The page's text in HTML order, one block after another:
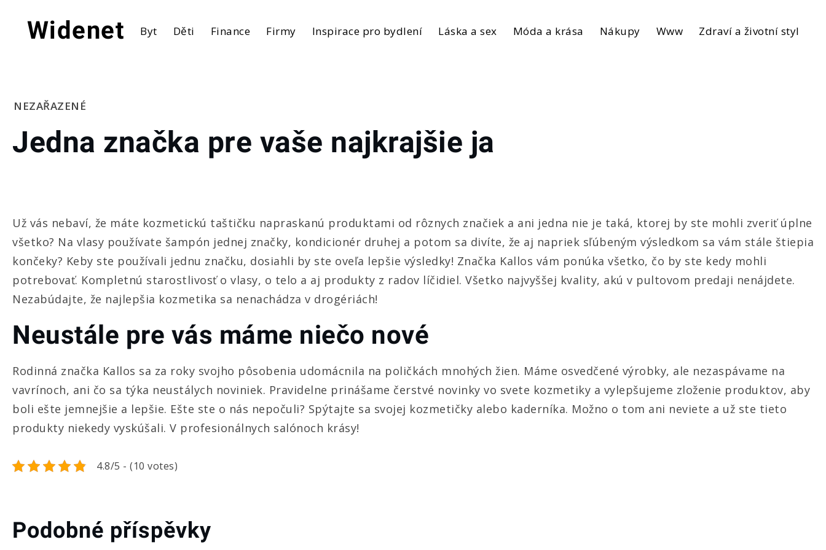
contentWidenet Byt Děti Finance Firmy Inspirace pro bydlení Láska a sex Móda a krása Nákupy Www Zdraví a životní styl
Home
značka
pre vaše
NEZAŘAZENÉ
Jedna značka pre vaše najkrajšie ja
Už vás nebaví, že máte kozmetickú taštičku napraskanú produktami od rôznych značiek a ani jedna nie je taká, ktorej by ste mohli zveriť úplne
všetko? Na vlasy používate šampón jednej značky, kondicionér druhej a potom sa divíte, že aj napriek sľúbeným výsledkom sa vám stále štiepia
končeky? Keby ste používali jednu značku, dosiahli by ste oveľa lepšie výsledky! Značka Kallos vám ponúka všetko, čo by ste kedy mohli
potrebovať. Kompletnú starostlivosť o vlasy, o telo a aj produkty z radov líčidiel. Všetko najvyššej kvality, akú v pultovom predaji nenájdete.
Nezabúdajte, že najlepšia kozmetika sa nenachádza v drogériách!
Neustále pre vás máme niečo nové
Rodinná značka Kallos sa za roky svojho pôsobenia udomácnila na poličkách mnohých žien. Máme osvedčené výrobky, ale nezaspávame na
vavrínoch, ani čo sa týka neustálych noviniek. Pravidelne prinášame čerstvé novinky vo svete kozmetiky a vylepšujeme zloženie produktov, aby
boli ešte jemnejšie a lepšie. Ešte ste o nás nepočuli? Spýtajte sa svojej kozmetičky alebo kaderníka. Možno o tom ani neviete a už ste tieto
produkty niekedy vyskúšali. V profesionálnych salónoch krásy!
4.8/5 - (10 votes)
Podobné příspěvky